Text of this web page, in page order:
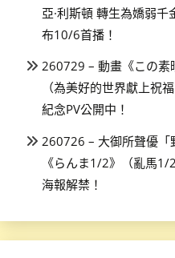
亞·利斯頓 轉生為嬌弱
布10/6首播！
260729 – 動畫《この素
（為美好的世界獻上祝
紀念PV公開中！
260726 – 大御所聲優「
《らんま1/2》（亂馬
海報解禁！